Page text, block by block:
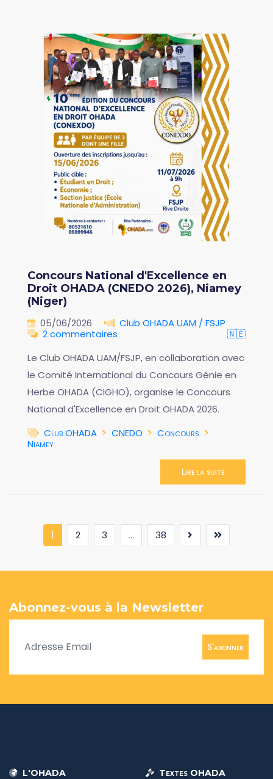
Concours National d'Excellence en
Droit OHADA (CNEDO 2026), Niamey
(Niger)
05/06/2026
Club OHADA UAM / FSJP
2 commentaires
🇳🇪
Le Club OHADA UAM/FSJP, en collaboration avec
le Comité International du Concours Génie en
Herbe OHADA (CIGHO), organise le Concours
National d'Excellence en Droit OHADA 2026.
Club OHADA
CNEDO
Concours
Niamey
Lire la suite
1 (current)
2 3 ... 38
Abonnez-vous à la Newsletter
S'abonner
L'OHADA Textes OHADA